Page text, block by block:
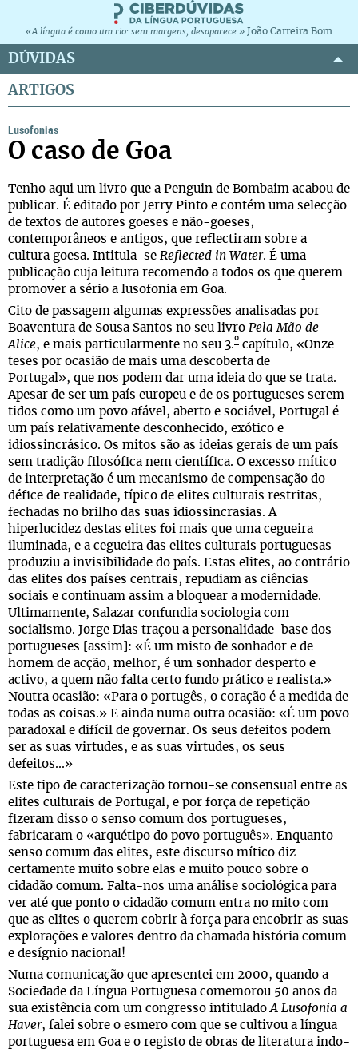
«A língua é como um rio: sem margens, desaparece.» João Carreira Bom
DÚVIDAS
ARTIGOS
Lusofonias
O caso de Goa
Tenho aqui um livro que a Penguin de Bombaim acabou de
publicar. É editado por Jerry Pinto e contém uma selecção
de textos de autores goeses e não-goeses,
contemporâneos e antigos, que reflectiram sobre a
cultura goesa. Intitula-se Reflected in Water. É uma
publicação cuja leitura recomendo a todos os que querem
promover a sério a lusofonia em Goa.
Cito de passagem algumas expressões analisadas por
Boaventura de Sousa Santos no seu livro Pela Mão de
Alice, e mais particularmente no seu 3.º capítulo, «Onze
teses por ocasião de mais uma descoberta de
Portugal», que nos podem dar uma ideia do que se trata.
Apesar de ser um país europeu e de os portugueses serem
tidos como um povo afável, aberto e sociável, Portugal é
um país relativamente desconhecido, exótico e
idiossincrásico. Os mitos são as ideias gerais de um país
sem tradição filosófica nem científica. O excesso mítico
de interpretação é um mecanismo de compensação do
défice de realidade, típico de elites culturais restritas,
fechadas no brilho das suas idiossincrasias. A
hiperlucidez destas elites foi mais que uma cegueira
iluminada, e a cegueira das elites culturais portuguesas
produziu a invisibilidade do país. Estas elites, ao contrário
das elites dos países centrais, repudiam as ciências
sociais e continuam assim a bloquear a modernidade.
Ultimamente, Salazar confundia sociologia com
socialismo. Jorge Dias traçou a personalidade-base dos
portugueses [assim]: «É um misto de sonhador e de
homem de acção, melhor, é um sonhador desperto e
activo, a quem não falta certo fundo prático e realista.»
Noutra ocasião: «Para o portugês, o coração é a medida de
todas as coisas.» E ainda numa outra ocasião: «É um povo
paradoxal e difícil de governar. Os seus defeitos podem
ser as suas virtudes, e as suas virtudes, os seus
defeitos...»
Este tipo de caracterização tornou-se consensual entre as
elites culturais de Portugal, e por força de repetição
fizeram disso o senso comum dos portugueses,
fabricaram o «arquétipo do povo português». Enquanto
senso comum das elites, este discurso mítico diz
certamente muito sobre elas e muito pouco sobre o
cidadão comum. Falta-nos uma análise sociológica para
ver até que ponto o cidadão comum entra no mito com
que as elites o querem cobrir à força para encobrir as suas
explorações e valores dentro da chamada história comum
e desígnio nacional!
Numa comunicação que apresentei em 2000, quando a
Sociedade da Língua Portuguesa comemorou 50 anos da
sua existência com um congresso intituladoA Lusofonia a
Haver, falei sobre o esmero com que se cultivou a língua
portuguesa em Goa e o registo de obras de literatura indo-